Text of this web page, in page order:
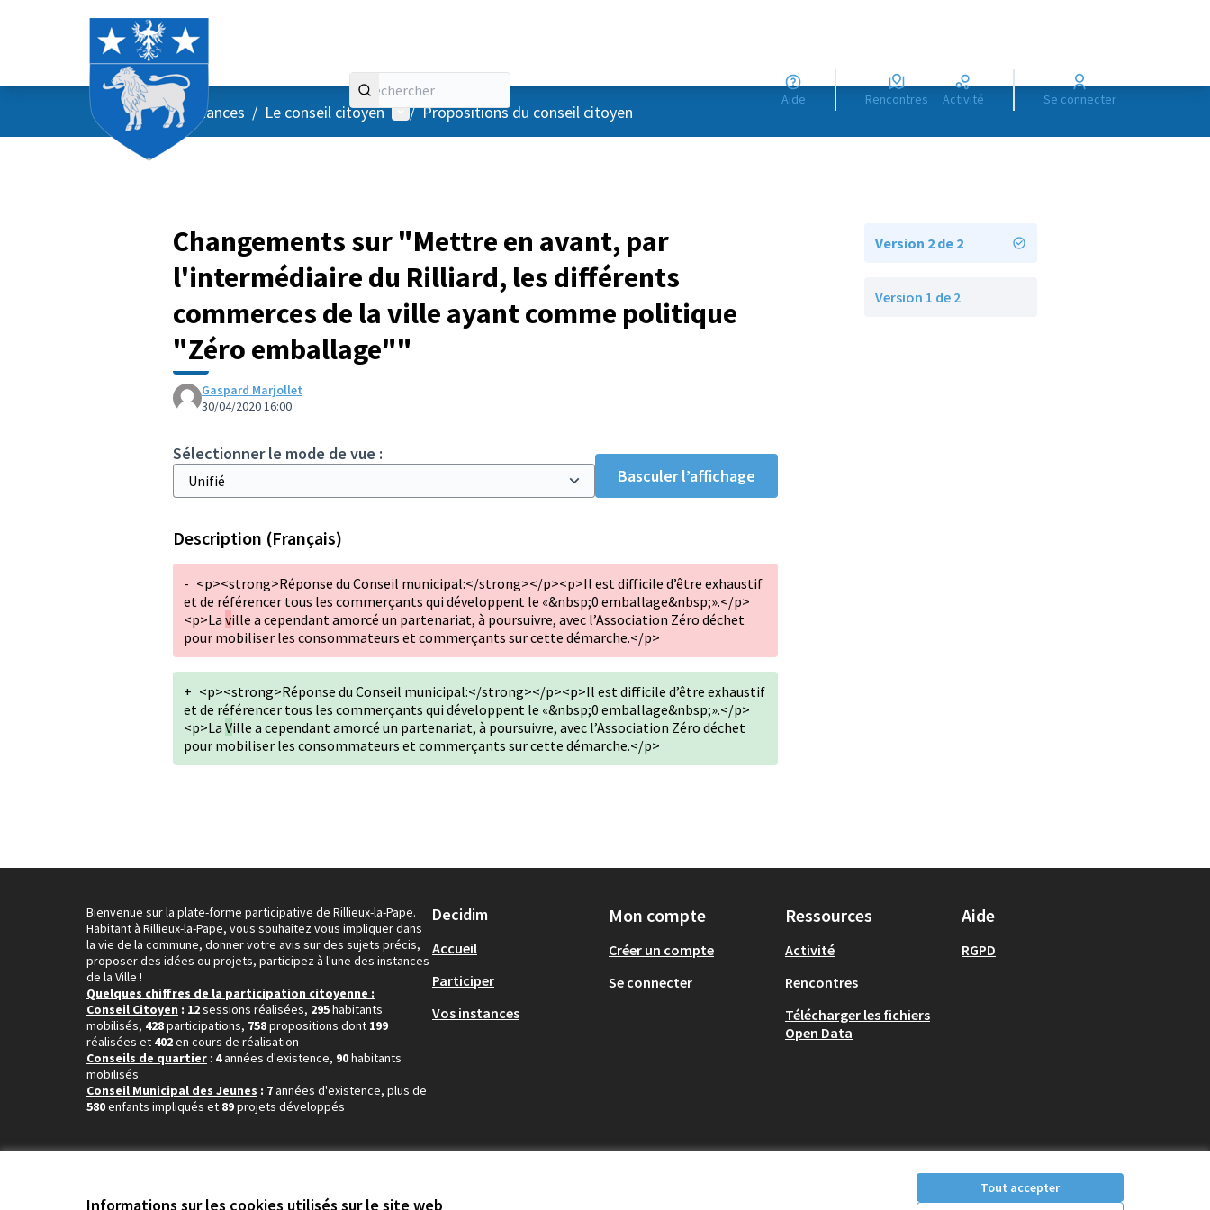
Informations sur les cookies utilisés sur le site web
Tout accepter
Aide Rencontres Activité Se connecter
AccueilMenu principal
/ Vos instances / Le conseil citoyen Menu utilisateur
/ Propositions du conseil citoyen
Changements sur "Mettre en avant, par
l'intermédiaire du Rilliard, les différents
commerces de la ville ayant comme politique
"Zéro emballage""
Gaspard Marjollet
30/04/2020 16:00
Sélectionner le mode de vue :
Basculer l’affichage
Description (Français)
- <p><strong>Réponse du Conseil municipal:</strong></p><p>Il est difficile d’être exhaustif
et de référencer tous les commerçants qui développent le «&nbsp;0 emballage&nbsp;».</p>
<p>La ville a cependant amorcé un partenariat, à poursuivre, avec l’Association Zéro déchet
pour mobiliser les consommateurs et commerçants sur cette démarche.</p>
+ <p><strong>Réponse du Conseil municipal:</strong></p><p>Il est difficile d’être exhaustif
et de référencer tous les commerçants qui développent le «&nbsp;0 emballage&nbsp;».</p>
<p>La Ville a cependant amorcé un partenariat, à poursuivre, avec l’Association Zéro déchet
pour mobiliser les consommateurs et commerçants sur cette démarche.</p>
Version 2 de 2
Version 1 de 2
Bienvenue sur la plate-forme participative de Rillieux-la-Pape.
Habitant à Rillieux-la-Pape, vous souhaitez vous impliquer dans
la vie de la commune, donner votre avis sur des sujets précis,
proposer des idées ou projets, participez à l'une des instances
de la Ville !
Quelques chiffres de la participation citoyenne :
Conseil Citoyen : 12sessions réalisées, 295habitants
mobilisés, 428participations, 758propositions dont 199
réalisées et 402en cours de réalisation
Conseils de quartier : 4années d'existence, 90habitants
mobilisés
Conseil Municipal des Jeunes : 7années d'existence, plus de
580enfants impliqués et 89projets développés
Decidim
Accueil
Participer
Vos instances
Mon compte
Créer un compte
Se connecter
Ressources
Activité
Rencontres
Télécharger les fichiers
Open Data
Aide
RGPD